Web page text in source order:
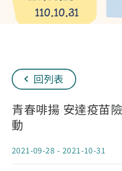
回列表
青春啡揚 安達疫苗
動
2021-09-28 - 2021-10-31